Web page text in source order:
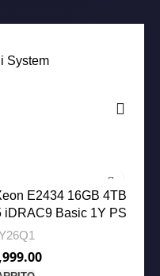
E2434 16GB 4TB
iDRAC9 Basic 1Y PS
El